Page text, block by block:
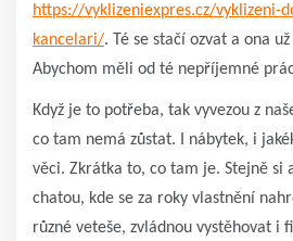
https://vyklizeniexpres.cz/vyklizeni-
kancelari/. Té se stačí ozvat a ona
Abychom měli od té nepříjemné
Když je to potřeba, tak vyvezou z
co tam nemá zůstat. I nábytek, i
věci. Zkrátka to, co tam je. Stejně si
chatou, kde se za roky vlastnění
různé veteše, zvládnou vystěhovat i